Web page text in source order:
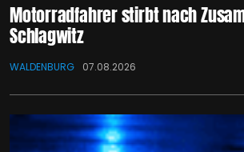
Motorradfahrer stirbt nach
Schlagwitz
WALDENBURG 07.08.2026